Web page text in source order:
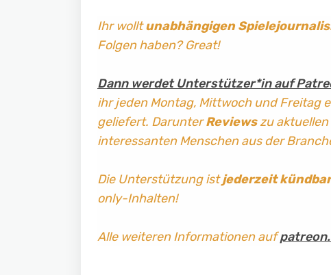
Ihr wolltunabhängigen
Folgen haben? Great!
Dann werdet Unterstützer*in auf
ihr jeden Montag, Mittwoch und Freitag
geliefert. DarunterReviewszu aktuellen
interessanten Menschen aus der
Die Unterstützung istjederzeit kündbar
only-Inhalten!
Alle weiteren Informationen auf